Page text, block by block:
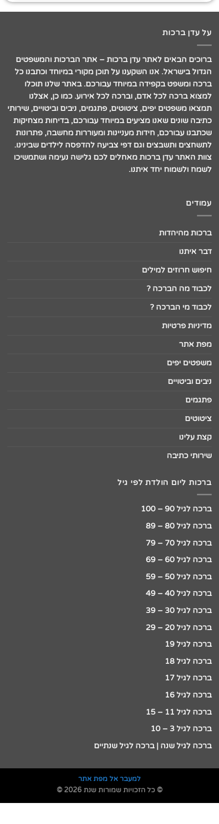
על עדן ברכות
ברוכים הבאים לאתר עדן ברכות – אתר הברכות והמשפטים
הגדול בישראל. אנו השקענו על תוכן מקורי במיוחד וכתבנו כל
ברכה ומשפט בקפידה במיוחד עבורכם. באתר שלנו תוכלו
למצוא ברכה לכל אדם, וברכה לכל אירוע. כמו כן, אצלנו
תמצאו משפטים יפים, ציטוטים, פתגמים, ניבים וביטויים, שירותי
כתיבה שונים שאנו מציעים במיוחד עבורכם, בדיחות מצחיקות
שכתבנו עבורכם, חידות מעניינות ומעוררות מחשבה, פתרונות
לתשחצים ותשבצים וגם דפי צביעה להדפסה לילדים שבינינו.
צוות האתר עדן ברכות מאחלים לכם גלישה נעימה ושתמשיכו
לשמח ולשמוח יחד איתנו.
עמודים
ברכות מהיהדות
דבר איתנו
חיפוש חרוזים למילים
לכבוד מה הברכה ?
לכבוד מי הברכה ?
מדיניות פרטיות
מפת אתר
משפטים יפים
ניבים וביטויים
פתגמים
ציטוטים
קצת עלינו
שירותי כתיבה
ברכות ליום הולדת לפי גיל
ברכה לגיל 90 – 100
ברכה לגיל 80 – 89
ברכה לגיל 70 – 79
ברכה לגיל 60 – 69
ברכה לגיל 50 – 59
ברכה לגיל 40 – 49
ברכה לגיל 30 – 39
ברכה לגיל 20 – 29
ברכה לגיל 19
ברכה לגיל 18
ברכה לגיל 17
ברכה לגיל 16
ברכה לגיל 11 – 15
ברכה לגיל 3 – 10
ברכה לגיל שנה | ברכה לגיל שנתיים
למעבר אל מפת אתר
© כל הזכויות שמורות שנת 2026 ©